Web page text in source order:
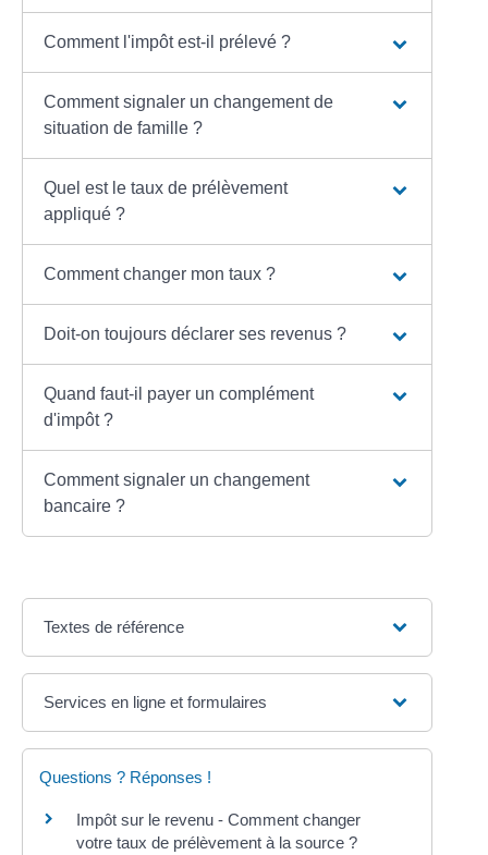
Comment l'impôt est-il prélevé ?
Comment signaler un changement de
situation de famille ?
Quel est le taux de prélèvement
appliqué ?
Comment changer mon taux ?
Doit-on toujours déclarer ses revenus ?
Quand faut-il payer un complément
d'impôt ?
Comment signaler un changement
bancaire ?
Textes de référence
Services en ligne et formulaires
Questions ? Réponses !
Impôt sur le revenu - Comment changer
votre taux de prélèvement à la source ?